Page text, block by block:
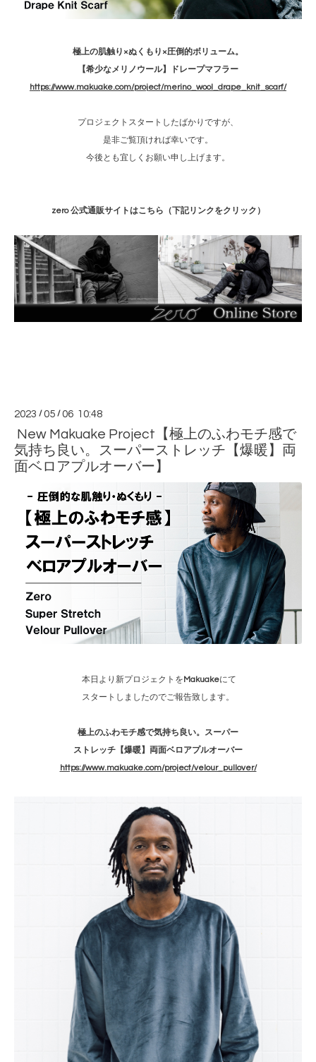
極上の肌触り×ぬくもり×圧倒的ボリューム。
【希少なメリノウール】ドレープマフラー
https://www.makuake.com/project/merino_wool_drape_knit_scarf/
プロジェクトスタートしたばかりですが、
是非ご覧頂ければ幸いです。
今後とも宜しくお願い申し上げます。
zero 公式通販サイトはこちら（下記リンクをクリック）
2023 /05 /06 10:48
New Makuake Project【極上のふわモチ感で
気持ち良い。スーパーストレッチ【爆暖】両
面ベロアプルオーバー】
本日より新プロジェクトを Makuakeにて
スタートしましたのでご報告致します。
極上のふわモチ感で気持ち良い。スーパー
ストレッチ【爆暖】両面ベロアプルオーバー
https://www.makuake.com/project/velour_pullover/